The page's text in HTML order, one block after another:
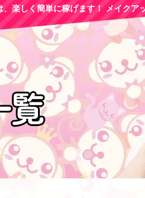
、楽しく簡単に稼げます！ メイクア